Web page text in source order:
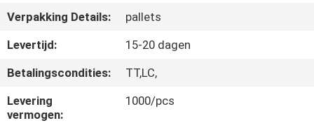
VERZOEK
OM EEN
SITEMAP
Verpakking Details:
pallets
Levertijd:
15-20 dagen
Betalingscondities:
TT,LC,
Levering
vermogen:
1000/pcs